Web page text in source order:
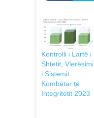
Kontrolli i Lartë i
Shtetit, Vlerësimi
i Sistemit
Kombëtar të
Integritetit 2023